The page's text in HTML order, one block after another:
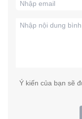
Ý kiến của bạn sẽ